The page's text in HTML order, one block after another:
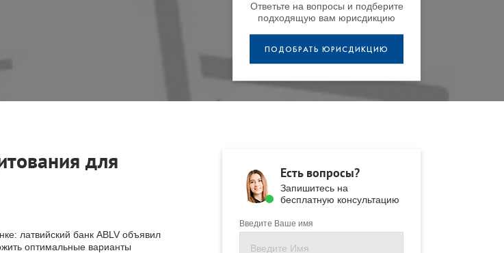
Ответьте на вопросы и подберите
подходящую вам юрисдикцию
ПОДОБРАТЬ ЮРИСДИКЦИЮ
для
латвийский банк ABLV объявил
оптимальные варианты
Есть вопросы?
Запишитесь на
бесплатную консультацию
Введите Ваше имя